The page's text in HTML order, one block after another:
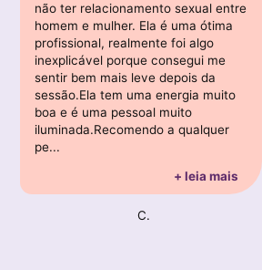
não ter relacionamento sexual entre
homem e mulher. Ela é uma ótima
profissional, realmente foi algo
inexplicável porque consegui me
sentir bem mais leve depois da
sessão.Ela tem uma energia muito
boa e é uma pessoal muito
iluminada.Recomendo a qualquer
pe...
+ leia mais
C.